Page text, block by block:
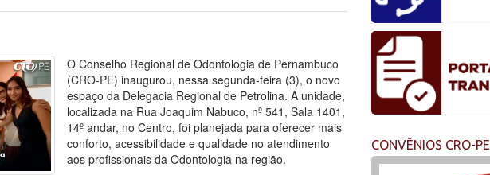
O Conselho Regional de Odontologia de Pernambuco
(CRO-PE) inaugurou, nessa segunda-feira (3), o novo
espaço da Delegacia Regional de Petrolina. A unidade,
localizada na Rua Joaquim Nabuco, nº 541, Sala 1401,
14º andar, no Centro, foi planejada para oferecer mais
conforto, acessibilidade e qualidade no atendimento
aos profissionais da Odontologia na região.
CONVÊNIOS CRO-PE